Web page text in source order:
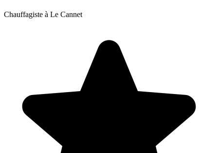
Chauffagiste à Le Cannet